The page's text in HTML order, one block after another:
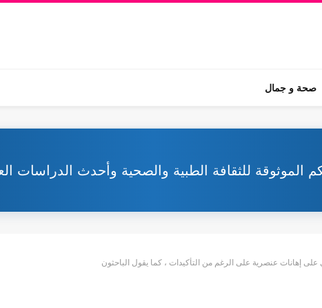
صحة و جمال
الموثوقة للثقافة الطبية والصحية وأحدث الدراسات